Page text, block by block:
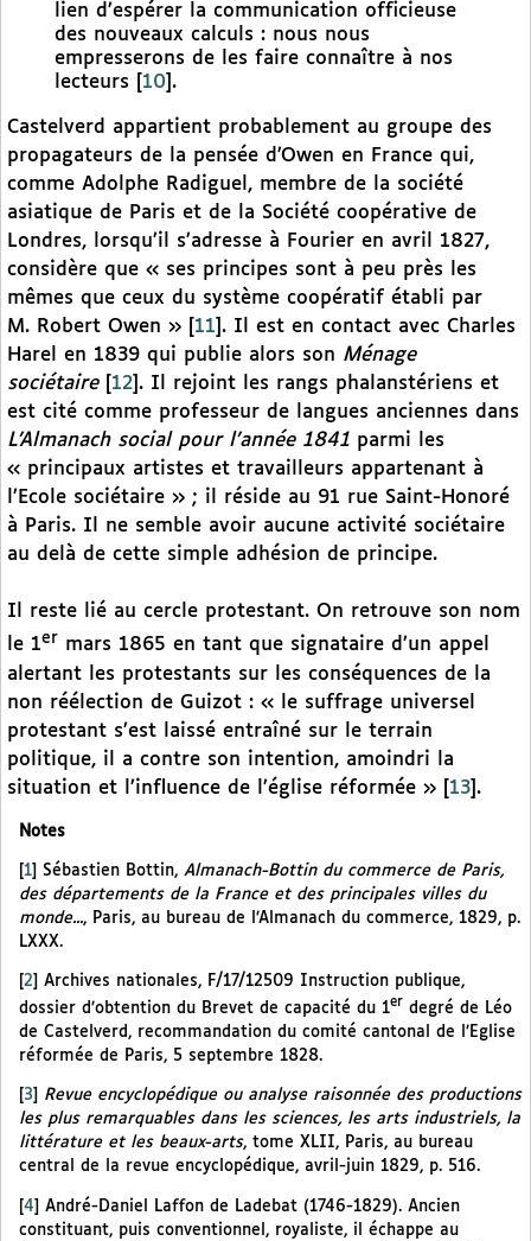
lien d’espérer la communication officieuse
des nouveaux calculs : nous nous
empresserons de les faire connaître à nos
lecteurs
10 .
Castelverd appartient probablement au groupe des
propagateurs de la pensée d’Owen en France qui,
comme Adolphe Radiguel, membre de la société
asiatique de Paris et de la Société coopérative de
Londres, lorsqu’il s’adresse à Fourier en avril 1827,
considère que « ses principes sont à peu près les
mêmes que ceux du système coopératif établi par
M. Robert Owen »
11 . Il est en contact avec Charles
Harel en 1839 qui publie alors son Ménage
sociétaire[ 12 . Il rejoint les rangs phalanstériens et
est cité comme professeur de langues anciennes dans
L’Almanach social pour l’année 1841 parmi les
« principaux artistes et travailleurs appartenant à
l’Ecole sociétaire » ; il réside au 91 rue Saint-Honoré
à Paris. Il ne semble avoir aucune activité sociétaire
au delà de cette simple adhésion de principe.
Il reste lié au cercle protestant. On retrouve son nom
le 1er mars 1865 en tant que signataire d’un appel
alertant les protestants sur les conséquences de la
non réélection de Guizot : « le suffrage universel
protestant s’est laissé entraîné sur le terrain
politique, il a contre son intention, amoindri la
situation et l’influence de l’église réformée »
13 .
Notes
[1] Sébastien Bottin, Almanach-Bottin du commerce de Paris,
des départements de la France et des principales villes du
monde..., Paris, au bureau de l’Almanach du commerce, 1829, p.
LXXX.
2
Archives nationales, F/17/12509 Instruction publique,
dossier d’obtention du Brevet de capacité du 1er degré de Léo
de Castelverd, recommandation du comité cantonal de l’Eglise
réformée de Paris, 5 septembre 1828.
3
Revue encyclopédique ou analyse raisonnée des productions
les plus remarquables dans les sciences, les arts industriels, la
littérature et les beaux-arts, tome XLII, Paris, au bureau
central de la revue encyclopédique, avril-juin 1829, p. 516.
4
André-Daniel Laffon de Ladebat (1746-1829). Ancien
constituant, puis conventionnel, royaliste, il échappe au